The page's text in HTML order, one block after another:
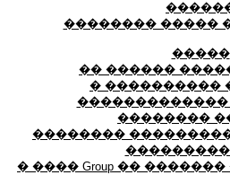
�������� �����
�����
�� ������
� ����������
��������
��������
� ���� Group ��